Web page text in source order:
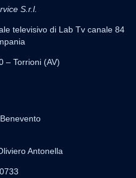
S.r.l.
televisivo di Lab Tv canale 84
– Torrioni (AV)
Antonella